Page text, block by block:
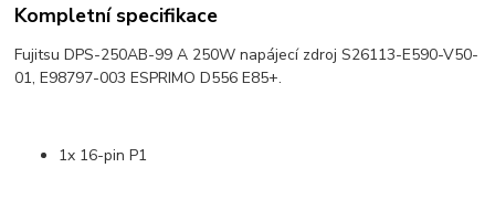
Kompletní specifikace
Fujitsu DPS-250AB-99 A 250W napájecí zdroj S26113-E590-V50-
01, E98797-003 ESPRIMO D556 E85+.
1x 16-pin P1